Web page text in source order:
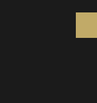
Conheça a notícia